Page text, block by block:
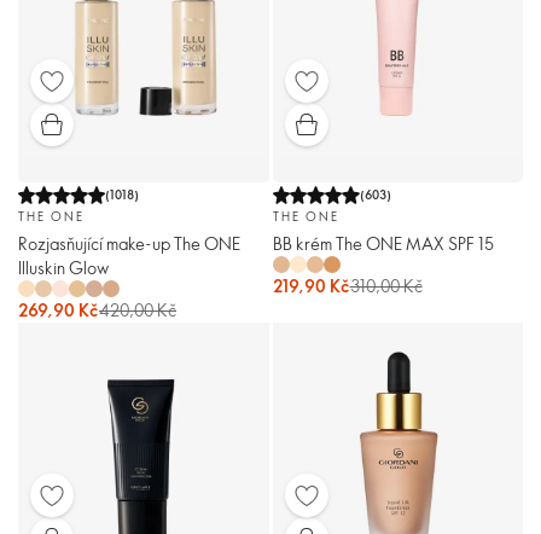
(1018)
THE ONE
Rozjasňující make-up The ONE
Illuskin Glow
269,90 Kč420,00 Kč
(603)
THE ONE
BB krém The ONE MAX SPF 15
219,90 Kč310,00 Kč